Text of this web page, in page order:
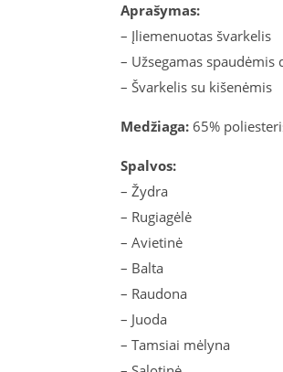
Aprašymas:
– Įliemenuotas švarkelis
– Užsegamas spaudėmis
– Švarkelis su kišenėmis
Medžiaga: 65%
Spalvos:
– Žydra
– Rugiagėlė
– Avietinė
– Balta
– Raudona
– Juoda
– Tamsiai mėlyna